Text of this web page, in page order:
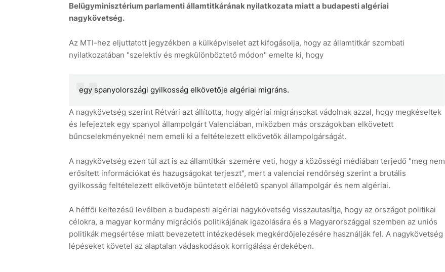
Belügyminisztérium parlamenti államtitkárának nyilatkozata miatt a budapesti algériai
nagykövetség.
Az MTI-hez eljuttatott jegyzékben a külképviselet azt kifogásolja, hogy az államtitkár szombati
nyilatkozatában "szelektív és megkülönböztető módon" emelte ki, hogy
egy spanyolországi gyilkosság elkövetője algériai migráns.
A nagykövetség szerint Rétvári azt állította, hogy algériai migránsokat vádolnak azzal, hogy megkéseltek
és lefejeztek egy spanyol állampolgárt Valenciában, miközben más országokban elkövetett
bűncselekményeknél nem emeli ki a feltételezett elkövetők állampolgárságát.
A nagykövetség ezen túl azt is az államtitkár szemére veti, hogy a közösségi médiában terjedő "meg nem
erősített információkat és hazugságokat terjeszt", mert a valenciai rendőrség szerint a brutális
gyilkosság feltételezett elkövetője büntetett előéletű spanyol állampolgár és nem algériai.
A hétfői keltezésű levélben a budapesti algériai nagykövetség visszautasítja, hogy az országot politikai
célokra, a magyar kormány migrációs politikájának igazolására és a Magyarországgal szemben az uniós
politikák megsértése miatt bevezetett intézkedések megkérdőjelezésére használják fel. A nagykövetség
lépéseket követel az alaptalan vádaskodások korrigálása érdekében.